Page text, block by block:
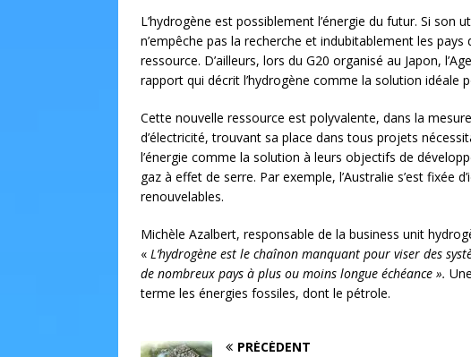
L’hydrogène est possiblement l’énergie du futur. Si son
n’empêche pas la recherche et indubitablement les
ressource. D’ailleurs, lors du G20 organisé au Japon,
rapport qui décrit l’hydrogène comme la solution idéale
Cette nouvelle ressource est polyvalente, dans la
d’électricité, trouvant sa place dans tous projets
l’énergie comme la solution à leurs objectifs de
gaz à effet de serre. Par exemple, l’Australie s’est fixée
renouvelables.
Michèle Azalbert, responsable de la business unit
« L’hydrogène est le chaînon manquant pour viser des
de nombreux pays à plus ou moins longue échéance ».
terme les énergies fossiles, dont le pétrole.
PRÉCÉDENT